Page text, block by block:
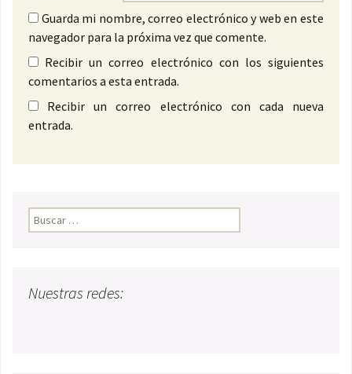
Guarda mi nombre, correo electrónico y web en este
navegador para la próxima vez que comente.
Recibir un correo electrónico con los siguientes
comentarios a esta entrada.
Recibir un correo electrónico con cada nueva
entrada.
Buscar:
Nuestras redes: